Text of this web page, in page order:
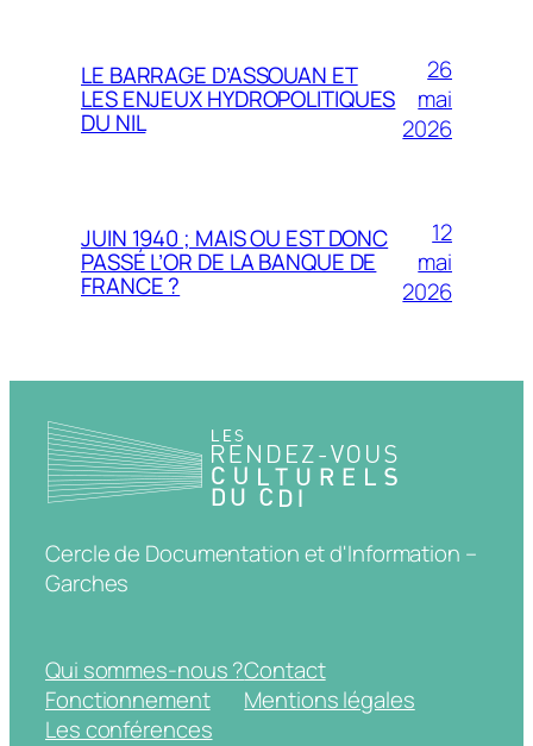
LE BARRAGE D’ASSOUAN ET
LES ENJEUX HYDROPOLITIQUES
DU NIL
26
mai
2026
JUIN 1940 ; MAIS OU EST DONC
PASSÉ L’OR DE LA BANQUE DE
FRANCE ?
12
mai
2026
Cercle de Documentation et d'Information –
Garches
Qui sommes-nous ?
Fonctionnement
Les conférences
Contact
Mentions légales